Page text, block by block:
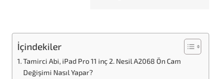
İçindekiler
Tamirci Abi, iPad Pro 11 inç 2. Nesil A2068 Ön Cam
Değişimi Nasıl Yapar?